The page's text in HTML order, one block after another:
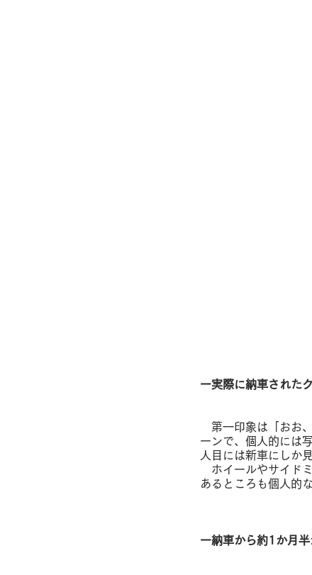
ー実際に納車された
第一印象は「おお
ーンで、個人的には
人目には新車にしか
ホイールやサイド
あるところも個人的
ー納車から約1か月